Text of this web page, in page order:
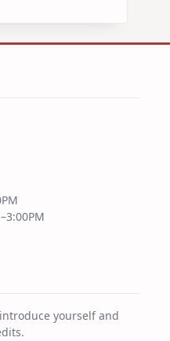
yourself and